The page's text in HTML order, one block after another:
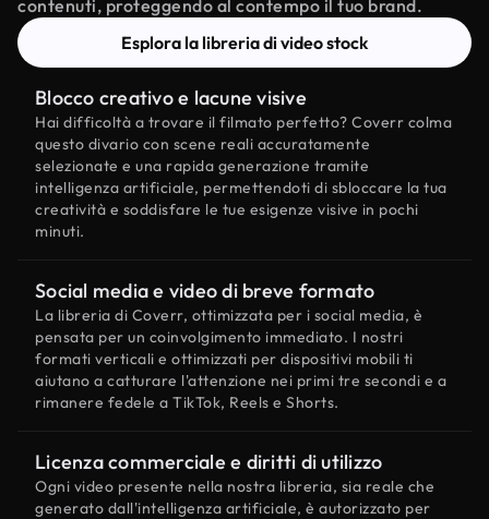
contenuti, proteggendo al contempo il tuo brand.
Esplora la libreria di video stock
Blocco creativo e lacune visive
Hai difficoltà a trovare il filmato perfetto? Coverr colma
questo divario con scene reali accuratamente
selezionate e una rapida generazione tramite
intelligenza artificiale, permettendoti di sbloccare la tua
creatività e soddisfare le tue esigenze visive in pochi
minuti.
Social media e video di breve formato
La libreria di Coverr, ottimizzata per i social media, è
pensata per un coinvolgimento immediato. I nostri
formati verticali e ottimizzati per dispositivi mobili ti
aiutano a catturare l'attenzione nei primi tre secondi e a
rimanere fedele a TikTok, Reels e Shorts.
Licenza commerciale e diritti di utilizzo
Ogni video presente nella nostra libreria, sia reale che
generato dall'intelligenza artificiale, è autorizzato per